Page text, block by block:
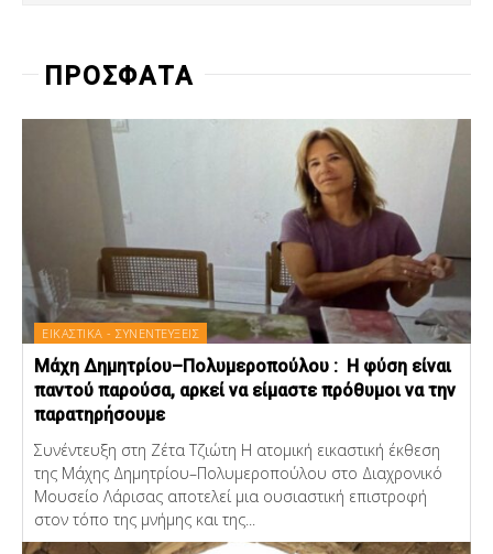
ΠΡΟΣΦΑΤΑ
ΕΙΚΑΣΤΙΚΑ - ΣΥΝΕΝΤΕΥΞΕΙΣ
Μάχη Δημητρίου–Πολυμεροπούλου : Η φύση είναι
παντού παρούσα, αρκεί να είμαστε πρόθυμοι να την
παρατηρήσουμε
Συνέντευξη στη Ζέτα Τζιώτη Η ατομική εικαστική έκθεση
της Μάχης Δημητρίου–Πολυμεροπούλου στο Διαχρονικό
Μουσείο Λάρισας αποτελεί μια ουσιαστική επιστροφή
στον τόπο της μνήμης και της...